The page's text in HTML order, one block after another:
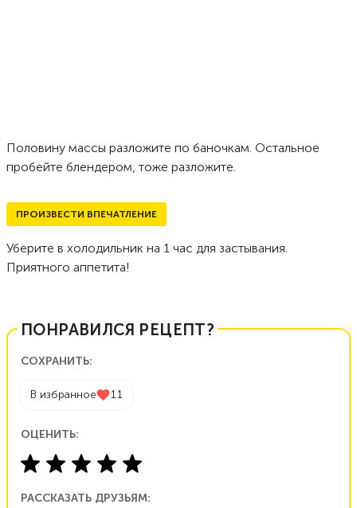
Половину массы разложите по баночкам. Остальное
пробейте блендером, тоже разложите.
ПРОИЗВЕСТИ ВПЕЧАТЛЕНИЕ
Уберите в холодильник на 1 час для застывания.
Приятного аппетита!
ПОНРАВИЛСЯ РЕЦЕПТ?
СОХРАНИТЬ:
В избранное 11
ОЦЕНИТЬ:
РАССКАЗАТЬ ДРУЗЬЯМ: